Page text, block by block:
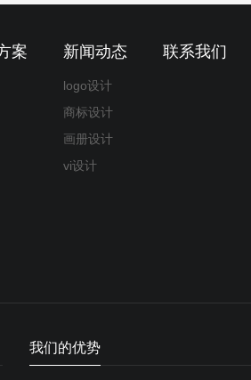
案 新闻动态
logo设计
商标设计
画册设计
vi设计
联系我们
我们的优势